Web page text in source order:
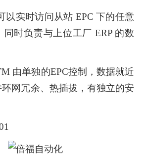
实时访问从站 EPC 下的任意
时负责与上位工厂 ERP 的数
由单独的EPC控制，数据就近
网冗余、热插拔，有独立的安